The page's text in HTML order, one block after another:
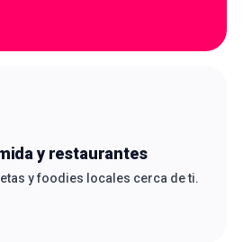
y restaurantes
y foodies locales cerca de ti.